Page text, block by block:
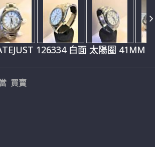
126334 白面 太陽圈 41MM
買賣